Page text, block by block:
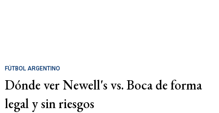
FÚTBOL ARGENTINO
Dónde ver Newell's vs. Boca de forma
legal y sin riesgos